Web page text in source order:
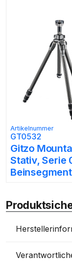
Artikelnummer
GT0532
Gitzo
Stativ, Serie